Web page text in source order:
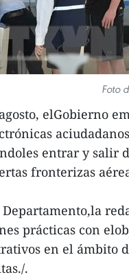
Foto
elGobierno
entrar y salir
fronterizas
Departamento,la
prácticas con
en el ámbito
.